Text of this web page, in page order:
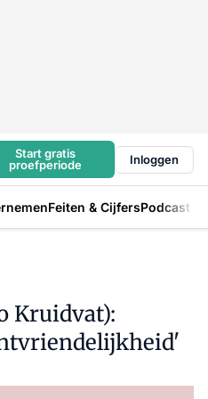
Start gratis
proefperiode
Inloggen
Feiten & CijfersPodcast
Kruidvat):